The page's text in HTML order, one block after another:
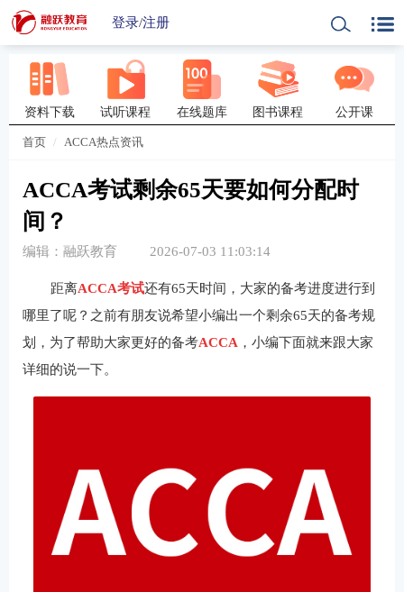
登录/注册
资料下载 试听课程 在线题库 图书课程 公开课
首页 ACCA热点资讯
ACCA考试剩余65天要如何分配时
间？
编辑：融跃教育 2026-07-03 11:03:14
距离ACCA考试还有65天时间，大家的备考进度进行到
哪里了呢？之前有朋友说希望小编出一个剩余65天的备考规
划，为了帮助大家更好的备考ACCA ，小编下面就来跟大家
详细的说一下。